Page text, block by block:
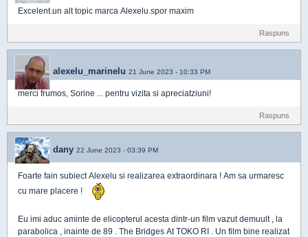
Excelent.un alt topic marca Alexelu.spor maxim
Raspuns
alexelu_marinelu 21 June 2023 - 10:33 PM
merci frumos, Sorine ... pentru vizita si apreciatziuni!
Raspuns
dany 22 June 2023 - 03:39 PM
Foarte fain subiect Alexelu si realizarea extraordinara ! Am sa urmaresc
cu mare placere !
Eu imi aduc aminte de elicopterul acesta dintr-un film vazut demuult , la
parabolica , inainte de 89 . The Bridges At TOKO RI . Un film bine realizat